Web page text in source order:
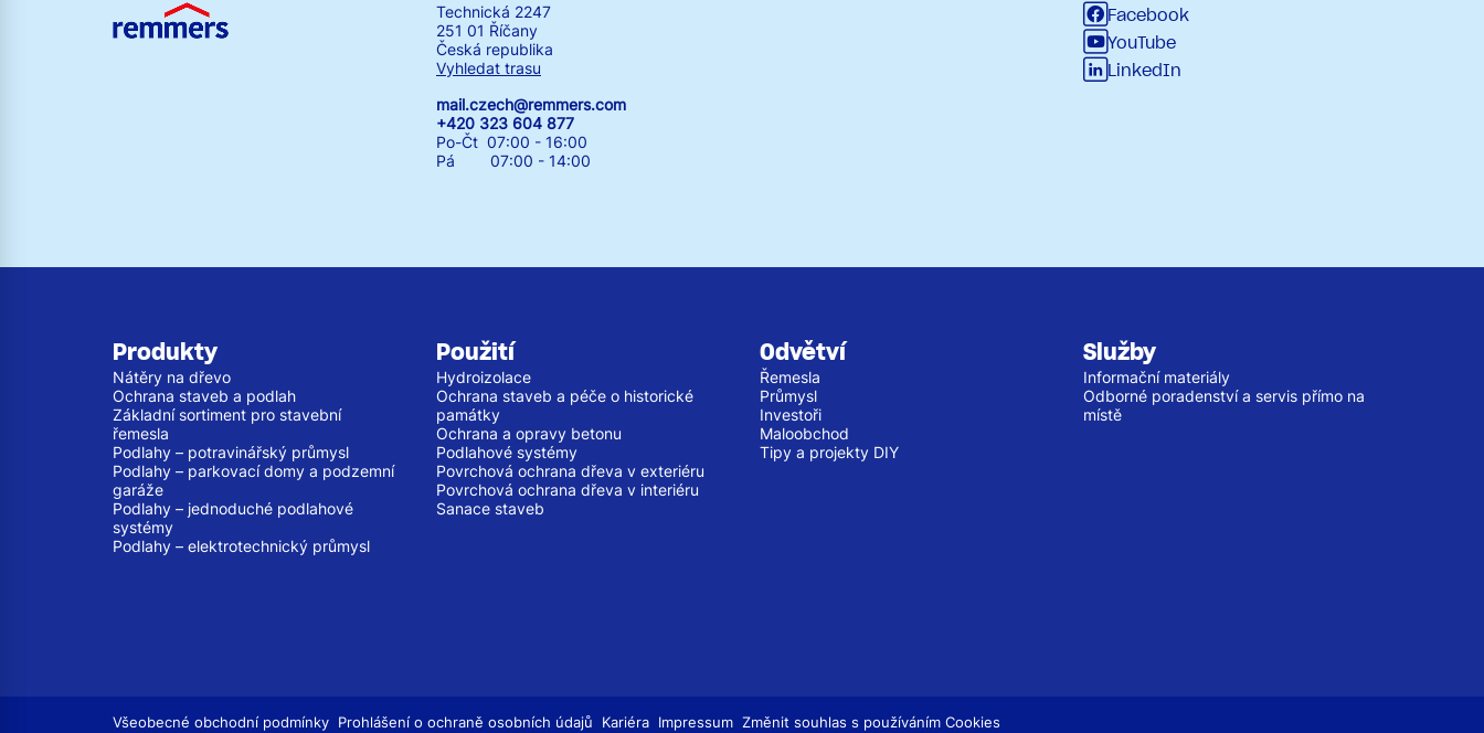
Technická 2247
251 01 Říčany
Česká republika
Vyhledat trasu
mail.czech@remmers.com
+420 323 604 877
Po-Čt 07:00 - 16:00
Pá 07:00 - 14:00
Facebook
YouTube
LinkedIn
Produkty
Nátěry na dřevo
Ochrana staveb a podlah
Základní sortiment pro stavební
řemesla
Podlahy – potravinářský průmysl
Podlahy – parkovací domy a podzemní
garáže
Podlahy – jednoduché podlahové
systémy
Podlahy – elektrotechnický průmysl
Použití
Hydroizolace
Ochrana staveb a péče o historické
památky
Ochrana a opravy betonu
Podlahové systémy
Povrchová ochrana dřeva v exteriéru
Povrchová ochrana dřeva v interiéru
Sanace staveb
Odvětví
Řemesla
Průmysl
Investoři
Maloobchod
Tipy a projekty DIY
Služby
Informační materiály
Odborné poradenství a servis přímo na
místě
Všeobecné obchodní podmínky Prohlášení o ochraně osobních údajů Kariéra Impressum Změnit souhlas s používáním Cookies